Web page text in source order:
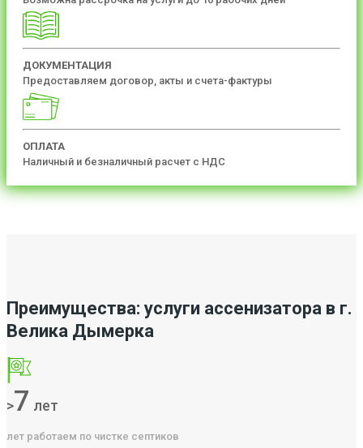
ДОКУМЕНТАЦИЯ
Предоставляем договор, акты и счета-фактуры
ОПЛАТА
Наличный и безналичный расчет с НДС
Преимущества: услуги ассенизатора в г.
Велика Дымерка
>7 лет
лет работаем по чистке септиков